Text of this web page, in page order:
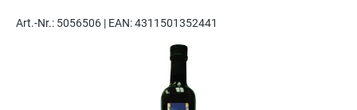
Art.-Nr.: 5056506 | EAN: 4311501352441